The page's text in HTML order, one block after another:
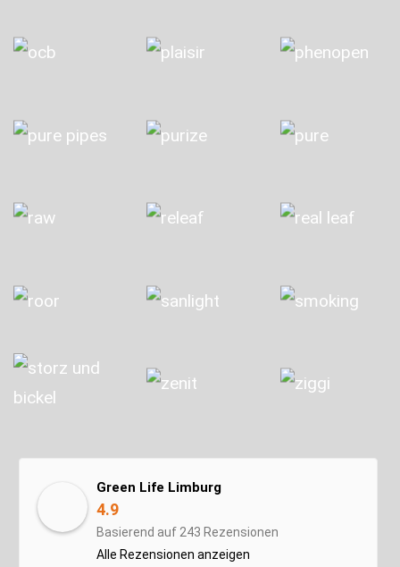
Green Life Limburg
4.9
Basierend auf 243 Rezensionen
Alle Rezensionen anzeigen